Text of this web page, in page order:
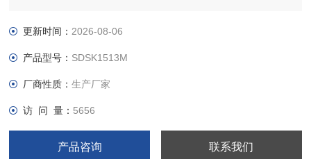
工精度、速度与稳定性
更新时间： 2026-08-06
产品型号： SDSK1513M
厂商性质：生产厂家
访 问 量： 5656
产品咨询 联系我们